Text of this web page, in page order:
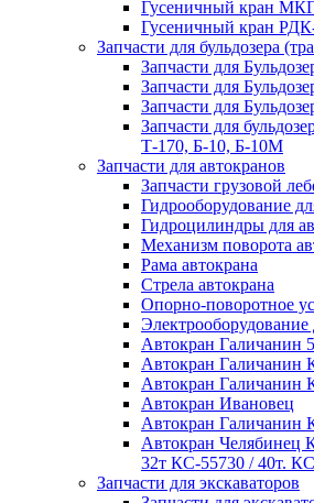
Гусеничный кран
Гусеничный кран
Запчасти для бульдозера
Запчасти для
Запчасти для
Запчасти для
Запчасти для
Т-170, Б-10, Б-10М
Запчасти для автокранов
Запчасти грузовой
Гидрооборудование
Гидроцилиндры для
Механизм поворота
Рама автокрана
Стрела автокрана
Опорно-поворотное
Электрооборудование
Автокран Галичанин
Автокран Галичанин
Автокран Галичанин
Автокран Ивановец
Автокран Галичанин
Автокран Челябинец
32т КС-55730 / 40т.
Запчасти для экскаваторов